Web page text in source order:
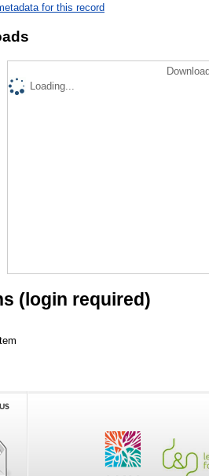
for this record
Loading...
(login required)